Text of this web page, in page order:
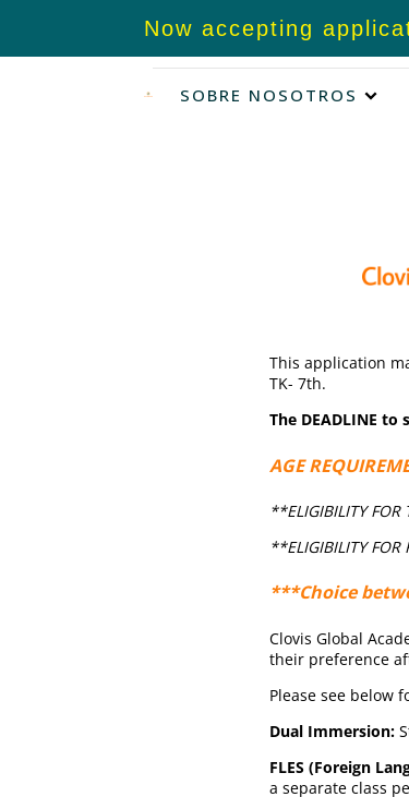
applications for2026-27!
SOBRE NOSOTROS